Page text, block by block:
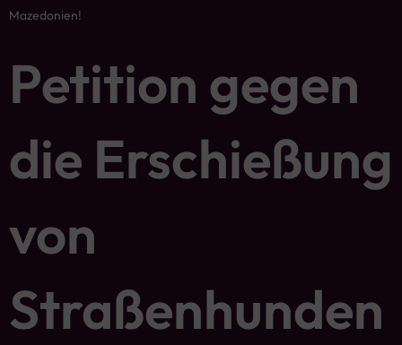
Mazedonien!
Petition gegen
die Erschießung
von
Straßenhunden